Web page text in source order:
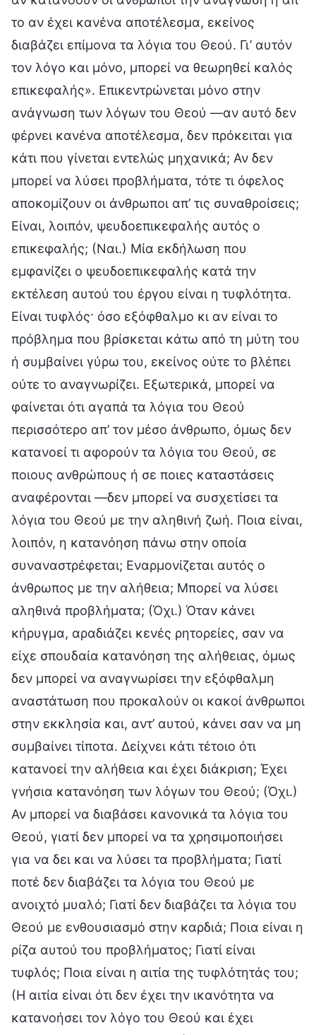
το αν έχει κανένα αποτέλεσμα, εκείνος
διαβάζει επίμονα τα λόγια του Θεού. Γι’ αυτόν
τον λόγο και μόνο, μπορεί να θεωρηθεί καλός
επικεφαλής». Επικεντρώνεται μόνο στην
ανάγνωση των λόγων του Θεού —αν αυτό δεν
φέρνει κανένα αποτέλεσμα, δεν πρόκειται για
κάτι που γίνεται εντελώς μηχανικά; Αν δεν
μπορεί να λύσει προβλήματα, τότε τι όφελος
αποκομίζουν οι άνθρωποι απ’ τις συναθροίσεις;
Είναι, λοιπόν, ψευδοεπικεφαλής αυτός ο
επικεφαλής; (Ναι.) Μία εκδήλωση που
εμφανίζει ο ψευδοεπικεφαλής κατά την
εκτέλεση αυτού του έργου είναι η τυφλότητα.
Είναι τυφλός· όσο εξόφθαλμο κι αν είναι το
πρόβλημα που βρίσκεται κάτω από τη μύτη του
ή συμβαίνει γύρω του, εκείνος ούτε το βλέπει
ούτε το αναγνωρίζει. Εξωτερικά, μπορεί να
φαίνεται ότι αγαπά τα λόγια του Θεού
περισσότερο απ’ τον μέσο άνθρωπο, όμως δεν
κατανοεί τι αφορούν τα λόγια του Θεού, σε
ποιους ανθρώπους ή σε ποιες καταστάσεις
αναφέρονται —δεν μπορεί να συσχετίσει τα
λόγια του Θεού με την αληθινή ζωή. Ποια είναι,
λοιπόν, η κατανόηση πάνω στην οποία
συναναστρέφεται; Εναρμονίζεται αυτός ο
άνθρωπος με την αλήθεια; Μπορεί να λύσει
αληθινά προβλήματα; (Όχι.) Όταν κάνει
κήρυγμα, αραδιάζει κενές ρητορείες, σαν να
είχε σπουδαία κατανόηση της αλήθειας, όμως
δεν μπορεί να αναγνωρίσει την εξόφθαλμη
αναστάτωση που προκαλούν οι κακοί άνθρωποι
στην εκκλησία και, αντ’ αυτού, κάνει σαν να μη
συμβαίνει τίποτα. Δείχνει κάτι τέτοιο ότι
κατανοεί την αλήθεια και έχει διάκριση; Έχει
γνήσια κατανόηση των λόγων του Θεού; (Όχι.)
Αν μπορεί να διαβάσει κανονικά τα λόγια του
Θεού, γιατί δεν μπορεί να τα χρησιμοποιήσει
για να δει και να λύσει τα προβλήματα; Γιατί
ποτέ δεν διαβάζει τα λόγια του Θεού με
ανοιχτό μυαλό; Γιατί δεν διαβάζει τα λόγια του
Θεού με ενθουσιασμό στην καρδιά; Ποια είναι η
ρίζα αυτού του προβλήματος; Γιατί είναι
τυφλός; Ποια είναι η αιτία της τυφλότητάς του;
(Η αιτία είναι ότι δεν έχει την ικανότητα να
κατανοήσει τον λόγο του Θεού και έχει